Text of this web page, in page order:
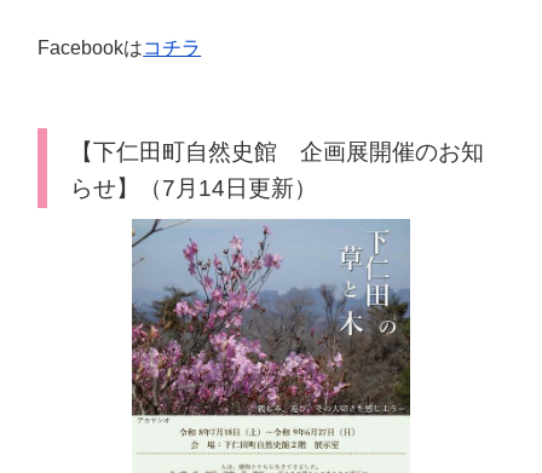
Facebookはコチラ
【下仁田町自然史館 企画展開催のお知
らせ】（7月14日更新）